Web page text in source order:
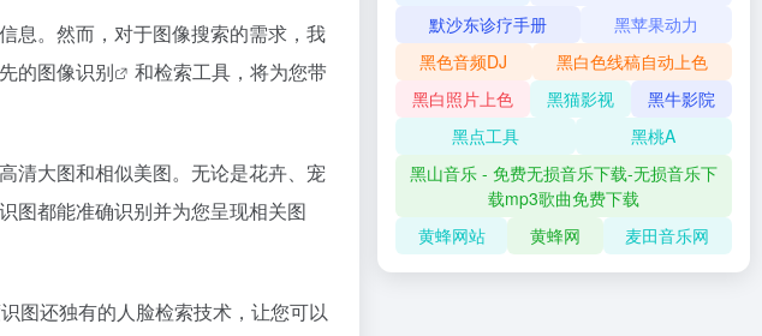
息。然而，对于图像搜索的需求，我
的图像识别
和检索工具，将为您带
清大图和相似美图。无论是花卉、宠
图都能准确识别并为您呈现相关图
图还独有的人脸检索技术，让您可以
默沙东诊疗手册
黑苹果动力
黑色音频DJ
黑白色线稿自动上色
黑白照片上色
黑猫影视
黑牛影院
黑点工具
黑桃A
黑山音乐 - 免费无损音乐下载-无损音乐下
载mp3歌曲免费下载
黄蜂网站
黄蜂网 麦田音乐网